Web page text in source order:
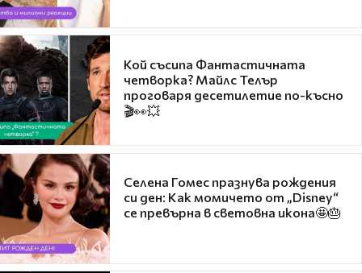
Кой съсипа Фантастичната
четворка? Майлс Телър
проговаря десетилетие по-късно
🎬👀💥
Селена Гомес празнува рождения
си ден: Как момичето от „Disney“
се превърна в световна икона🤩🎂